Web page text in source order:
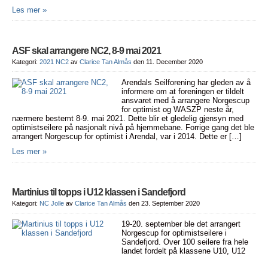
Les mer »
ASF skal arrangere NC2, 8-9 mai 2021
Kategori: 2021 NC2 av Clarice Tan Almås den 11. December 2020
Arendals Seilforening har gleden av å
informere om at foreningen er tildelt
ansvaret med å arrangere Norgescup
for optimist og WASZP neste år,
nærmere bestemt 8-9. mai 2021. Dette blir et gledelig gjensyn med
optimistseilere på nasjonalt nivå på hjemmebane. Forrige gang det ble
arrangert Norgescup for optimist i Arendal, var i 2014. Dette er […]
Les mer »
Martinius til topps i U12 klassen i Sandefjord
Kategori: NC Jolle av Clarice Tan Almås den 23. September 2020
19-20. september ble det arrangert
Norgescup for optimistseilere i
Sandefjord. Over 100 seilere fra hele
landet fordelt på klassene U10, U12